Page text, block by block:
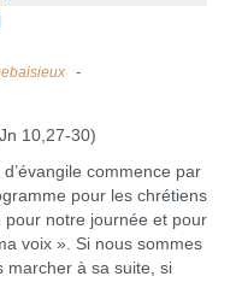
10,27-30)
commence par
pour les chrétiens
notre journée et pour
voix ». Si nous sommes
marcher à sa suite, si